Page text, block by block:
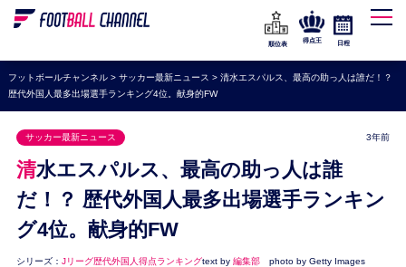
WEリーグ
海外サッカー
プレミアリーグ
ラ・リーガ
セリエA
ブンデスリーガ
UEFA
ナショナルチーム
順位表
得点王 日程
フットボールチャンネル> サッカー最新ニュース > 清水エスパルス、最高の助っ人は誰だ！？
歴代外国人最多出場選手ランキング4位。献身的FW
サッカー最新ニュース 3年前
清水エスパルス、最高の助っ人は誰
だ！？ 歴代外国人最多出場選手ランキン
グ4位。献身的FW
シリーズ： Jリーグ歴代外国人得点ランキングtext by 編集部 photo by Getty Images